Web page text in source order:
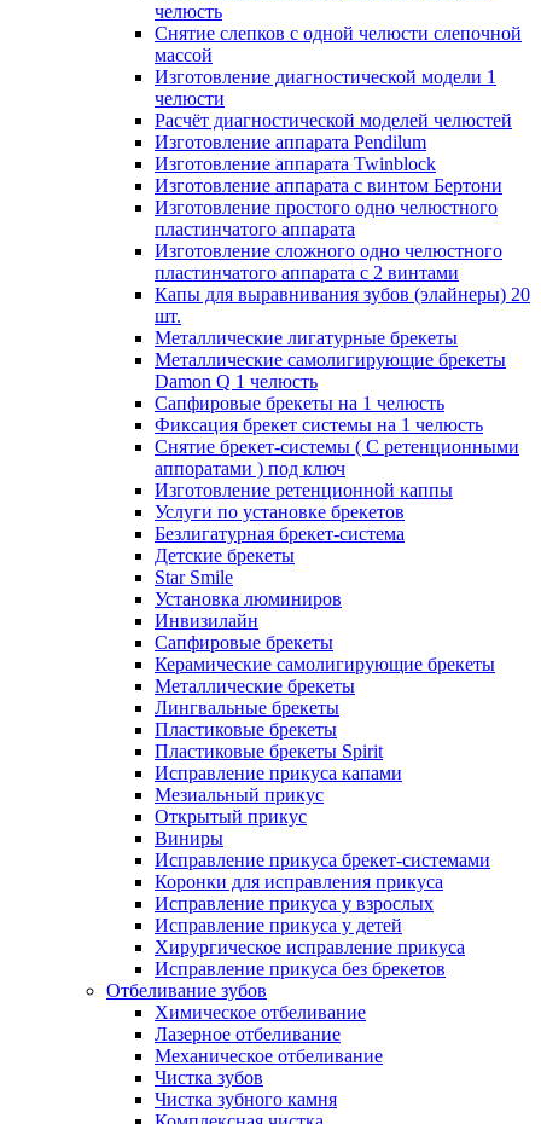
челюсть
Снятие слепков с одной челюсти слепочной
массой
Изготовление диагностической модели 1
челюсти
Расчёт диагностической моделей челюстей
Изготовление аппарата Pendilum
Изготовление аппарата Twinblock
Изготовление аппарата с винтом Бертони
Изготовление простого одно челюстного
пластинчатого аппарата
Изготовление сложного одно челюстного
пластинчатого аппарата с 2 винтами
Капы для выравнивания зубов (элайнеры) 20
шт.
Металлические лигатурные брекеты
Металлические самолигирующие брекеты
Damon Q 1 челюсть
Сапфировые брекеты на 1 челюсть
Фиксация брекет системы на 1 челюсть
Снятие брекет-системы ( С ретенционными
аппоратами ) под ключ
Изготовление ретенционной каппы
Услуги по установке брекетов
Безлигатурная брекет-система
Детские брекеты
Star Smile
Установка люминиров
Инвизилайн
Сапфировые брекеты
Керамические самолигирующие брекеты
Металлические брекеты
Лингвальные брекеты
Пластиковые брекеты
Пластиковые брекеты Spirit
Исправление прикуса капами
Мезиальный прикус
Открытый прикус
Виниры
Исправление прикуса брекет-системами
Коронки для исправления прикуса
Исправление прикуса у взрослых
Исправление прикуса у детей
Хирургическое исправление прикуса
Исправление прикуса без брекетов
Отбеливание зубов
Химическое отбеливание
Лазерное отбеливание
Механическое отбеливание
Чистка зубов
Чистка зубного камня